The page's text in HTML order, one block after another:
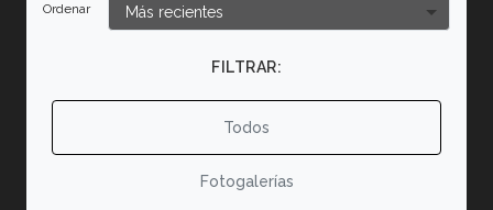
Ordenar
FILTRAR:
Todos
Fotogalerías